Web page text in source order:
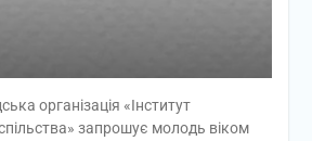
організація «Інститут
запрошує молодь віком